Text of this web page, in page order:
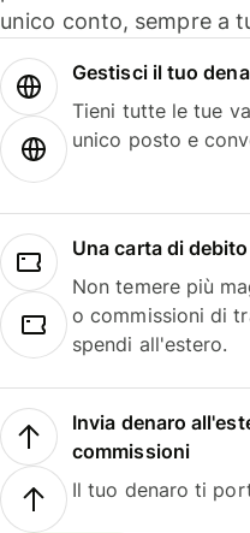
unico conto, sempre a
Gestisci il tuo
Tieni tutte le tue
unico posto e
Una carta di
Non temere più
o commissioni di
spendi all'estero.
Invia denaro
commissioni
Il tuo denaro ti